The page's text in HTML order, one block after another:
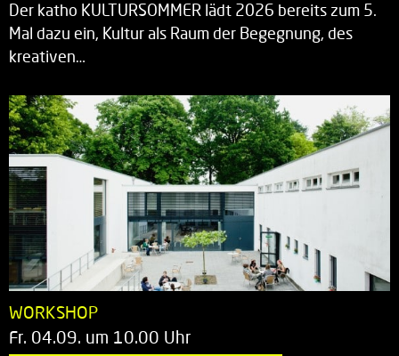
Der katho KULTURSOMMER lädt 2026 bereits zum 5.
Mal dazu ein, Kultur als Raum der Begegnung, des
kreativen…
WORKSHOP
Fr. 04.09. um 10.00 Uhr